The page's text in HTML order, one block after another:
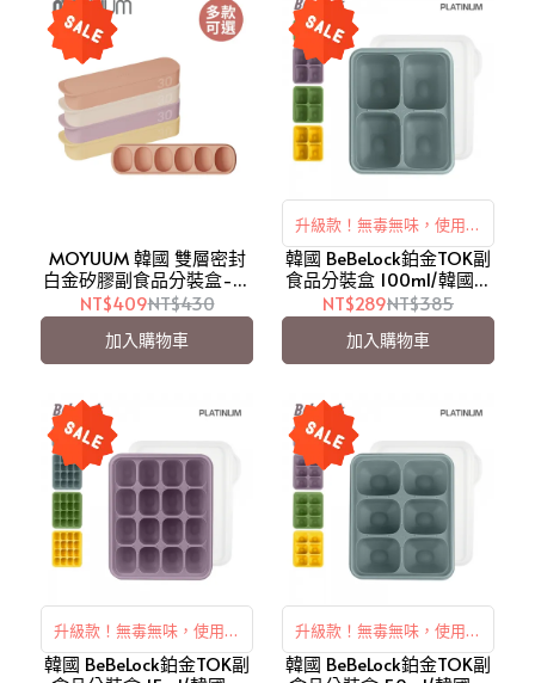
MOYUUM 韓國 雙層密封
白金矽膠副食品分裝盒-多
款可選【愛吾兒】
NT$409NT$430
加入購物車
升級款！無毒無味，使用壽
命比普通矽膠長
韓國 BeBeLock鉑金TOK副
食品分裝盒 100ml/韓國製
(B642027)【愛吾兒】
NT$289NT$385
加入購物車
升級款！無毒無味，使用壽
命比普通矽膠長
韓國 BeBeLock鉑金TOK副
升級款！無毒無味，使用壽
命比普通矽膠長
韓國 BeBeLock鉑金TOK副